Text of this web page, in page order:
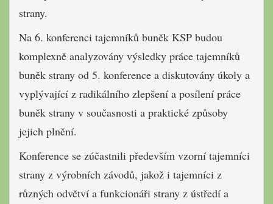
strany.
Na 6. konferenci tajemníků buněk KSP budou
komplexně analyzovány výsledky práce tajemníků
buněk strany od 5. konference a diskutovány úkoly a
vyplývající z radikálního zlepšení a posílení práce
buněk strany v současnosti a praktické způsoby
jejich plnění.
Konference se zúčastnili především vzorní tajemníci
strany z výrobních závodů, jakož i tajemníci z
různých odvětví a funkcionáři strany z ústředí a